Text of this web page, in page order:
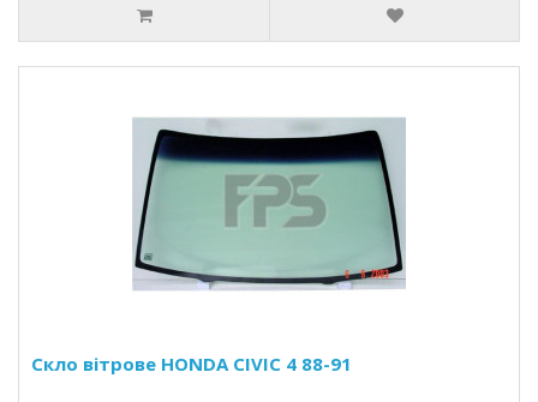
Скло вітрове HONDA CIVIC 4 88-91